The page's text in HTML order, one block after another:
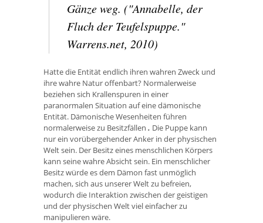
Gänze weg. ("Annabelle, der
Fluch der Teufelspuppe."
Warrens.net, 2010)
Hatte die Entität endlich ihren wahren Zweck und
ihre wahre Natur offenbart? Normalerweise
beziehen sich Krallenspuren in einer
paranormalen Situation auf eine dämonische
Entität. Dämonische Wesenheiten führen
normalerweise zu Besitzfällen . Die Puppe kann
nur ein vorübergehender Anker in der physischen
Welt sein. Der Besitz eines menschlichen Körpers
kann seine wahre Absicht sein. Ein menschlicher
Besitz würde es dem Dämon fast unmöglich
machen, sich aus unserer Welt zu befreien,
wodurch die Interaktion zwischen der geistigen
und der physischen Welt viel einfacher zu
manipulieren wäre.